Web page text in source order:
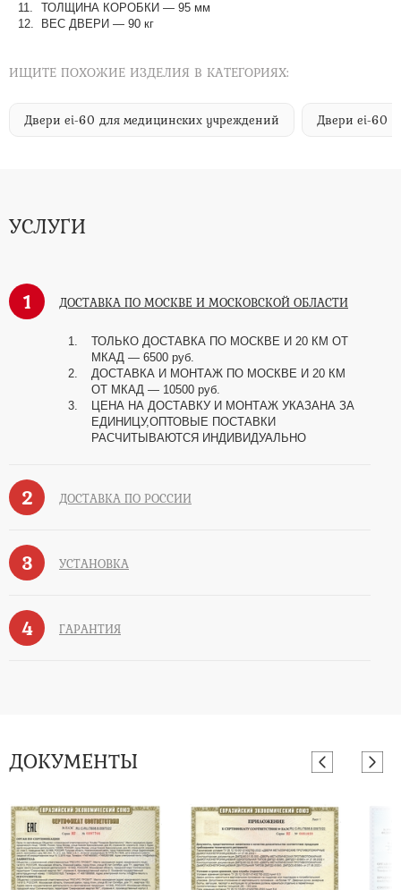
ТОЛЩИНА КОРОБКИ — 95 мм
ВЕС ДВЕРИ — 90 кг
ИЩИТЕ ПОХОЖИЕ ИЗДЕЛИЯ В КАТЕГОРИЯХ:
Двери ei-60 для медицинских учреждений Двери ei-60
УСЛУГИ
1 ДОСТАВКА ПО МОСКВЕ И МОСКОВСКОЙ ОБЛАСТИ
ТОЛЬКО ДОСТАВКА ПО МОСКВЕ И 20 КМ ОТ
МКАД — 6500 руб.
ДОСТАВКА И МОНТАЖ ПО МОСКВЕ И 20 КМ
ОТ МКАД — 10500 руб.
ЦЕНА НА ДОСТАВКУ И МОНТАЖ УКАЗАНА ЗА
ЕДИНИЦУ,ОПТОВЫЕ ПОСТАВКИ
РАСЧИТЫВАЮТСЯ ИНДИВИДУАЛЬНО
2 ДОСТАВКА ПО РОССИИ
3 УСТАНОВКА
4 ГАРАНТИЯ
ДОКУМЕНТЫ